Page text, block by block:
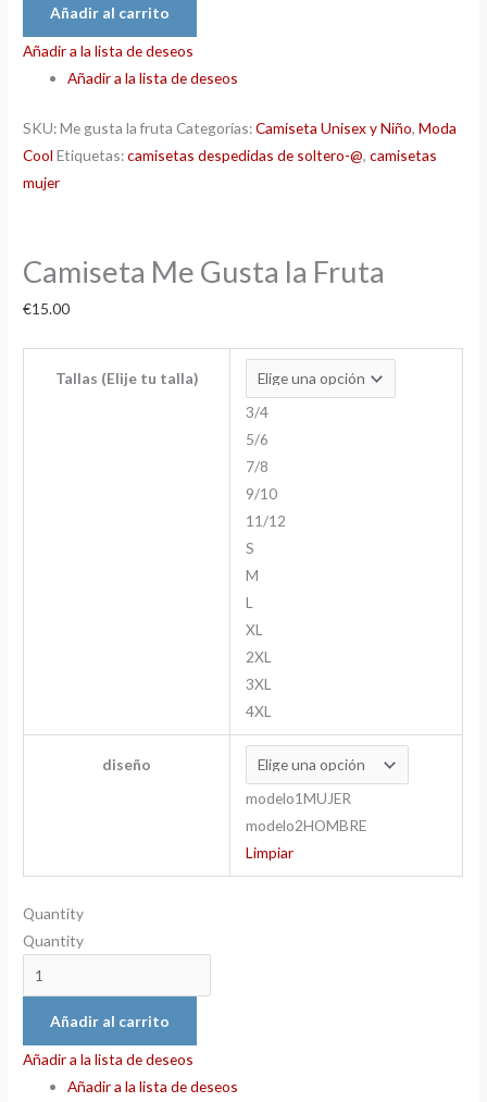
Añadir al carrito
Añadir a la lista de deseos
Añadir a la lista de deseos
SKU:Me gusta la fruta Categorías:Camiseta Unisex y Niño,Moda
Cool Etiquetas:camisetas despedidas de soltero-@,camisetas
mujer
Camiseta Me Gusta la Fruta
€15.00
Tallas (Elije tu talla)
3/4
5/6
7/8
9/10
11/12
S
M
L
XL
2XL
3XL
4XL
diseño
modelo1MUJER
modelo2HOMBRE
Limpiar
Quantity
Quantity
Añadir al carrito
Añadir a la lista de deseos
Añadir a la lista de deseos